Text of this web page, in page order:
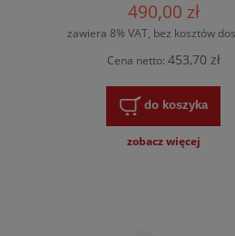
490,00 zł
zawiera 8% VAT, bez kosztów
Cena netto: 453,70 zł
do koszyka
zobacz więcej